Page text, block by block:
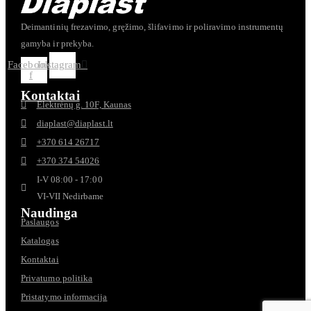
gaminio
puslapyje
Deimantinių frezavimo, gręžimo, šlifavimo ir poliravimo instrumentų
gamyba ir prekyba.
Facebook-
f
Instagram
Kontaktai
Elektrėnų g. 10F, Kaunas
diaplast@diaplast.lt
+370 614 26717
+370 374 54026
I-V 08:00 - 17:00
VI-VII Nedirbame
Naudinga
Paslaugos
Katalogas
Kontaktai
Privatumo politika
Pristatymo informacija